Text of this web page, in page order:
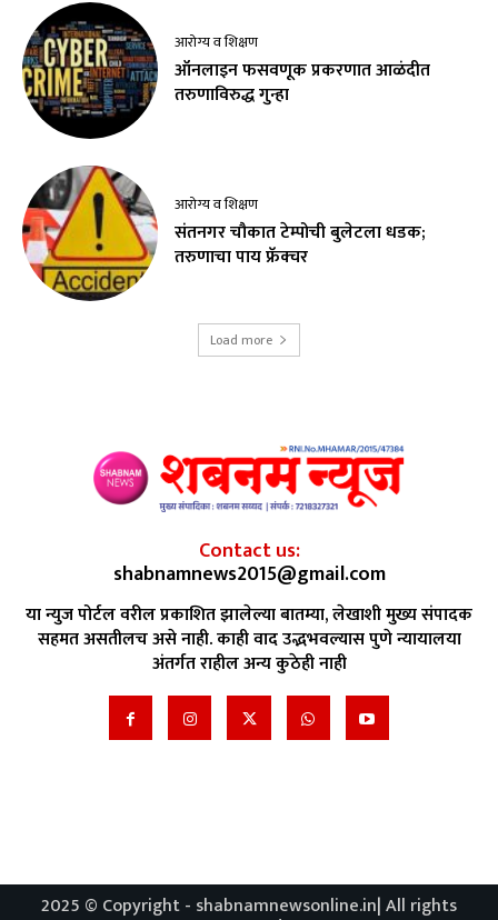
आरोग्य व शिक्षण
ऑनलाइन फसवणूक प्रकरणात आळंदीत
तरुणाविरुद्ध गुन्हा
आरोग्य व शिक्षण
संतनगर चौकात टेम्पोची बुलेटला धडक;
तरुणाचा पाय फ्रॅक्चर
Load more
Contact us:
shabnamnews2015@gmail.com
या न्युज पोर्टल वरील प्रकाशित झालेल्या बातम्या, लेखाशी मुख्य संपादक
सहमत असतीलच असे नाही. काही वाद उद्भभवल्यास पुणे न्यायालया
अंतर्गत राहील अन्य कुठेही नाही
2025 © Copyright - shabnamnewsonline.in| All rights